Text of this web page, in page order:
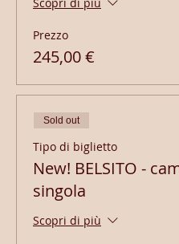
Prezzo
245,00 €
Sold out
Tipo di biglietto
New! BELSITO -
singola
Scopri di più